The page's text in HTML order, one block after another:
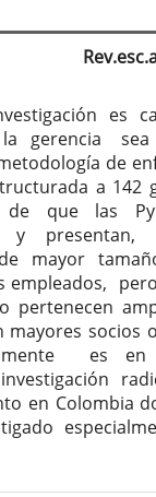
es
gerencia sea
de
a 142
de que las
y presentan,
mayor
empleados,
pertenecen
mayores socios
es
en Colombia